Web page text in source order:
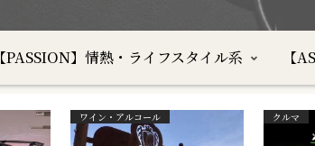
【PASSION】情熱・ライフスタイル系 【
ワイン・アルコール クルマ